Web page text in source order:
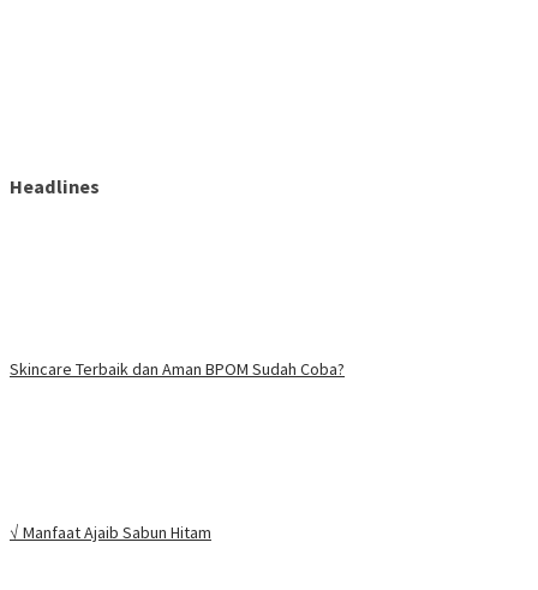
Headlines
Skincare Terbaik dan Aman BPOM Sudah Coba?
√ Manfaat Ajaib Sabun Hitam